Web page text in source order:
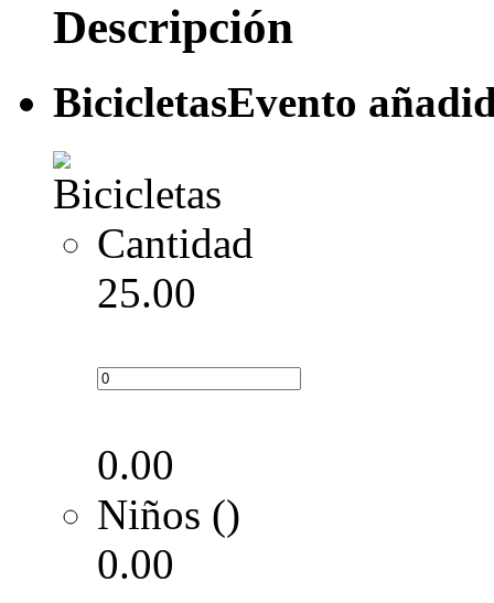
Descripción
BicicletasEvento
Cantidad
25.00
0.00
Niños ()
0.00